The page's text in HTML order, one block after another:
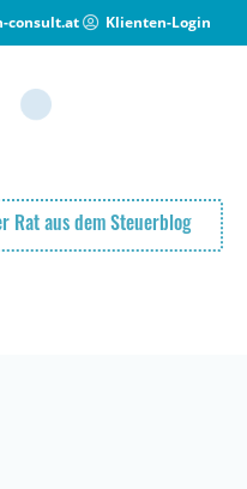
consult.at Klienten-Login
Rat aus dem Steuerblog